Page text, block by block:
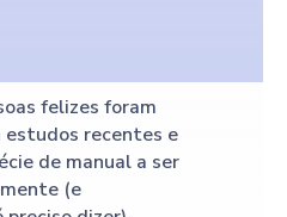
felizes foram
recentes e
de manual a ser
(e